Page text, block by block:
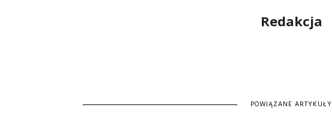
Redakcja
POWIĄZANE ARTYKUŁY